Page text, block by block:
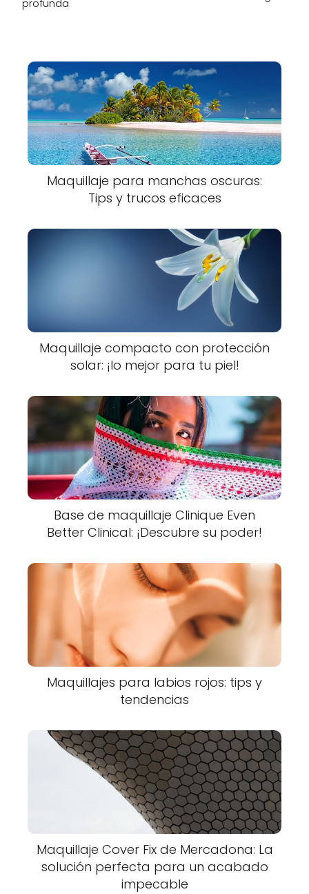
profunda
Maquillaje para manchas oscuras:
Tips y trucos eficaces
Maquillaje compacto con protección
solar: ¡lo mejor para tu piel!
Base de maquillaje Clinique Even
Better Clinical: ¡Descubre su poder!
Maquillajes para labios rojos: tips y
tendencias
Maquillaje Cover Fix de Mercadona: La
solución perfecta para un acabado
impecable